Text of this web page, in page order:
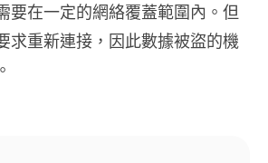
要在一定的網絡覆蓋範圍內。但
求重新連接，因此數據被盜的機